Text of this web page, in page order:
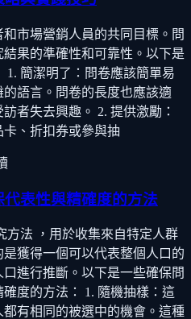
市場營銷人員的共同目標。問
果的準確性和可靠性。以下是
1. 簡潔明了：問卷應該簡單易
語言。問卷的長度也應該適
者失去興趣。 2. 提供激勵：
、折扣券或參與抽
表性與精確度的方法
方法 ，用於收集來自特定人群
獲得一個可以代表整個人口的
進行推斷。以下是一些確保問
度的方法： 1. 隨機抽樣：這
有相同的被選中的機會。這種